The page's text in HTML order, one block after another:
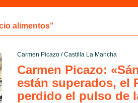
alimentos"
Carmen Picazo/Castilla La Mancha
Carmen Picazo:
están superados, el
perdido el pulso de